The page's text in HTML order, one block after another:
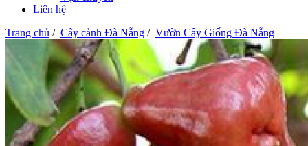
Liên hệ
Trang chủ / Cây cảnh Đà Nẵng / Vườn Cây Giống Đà Nẵng